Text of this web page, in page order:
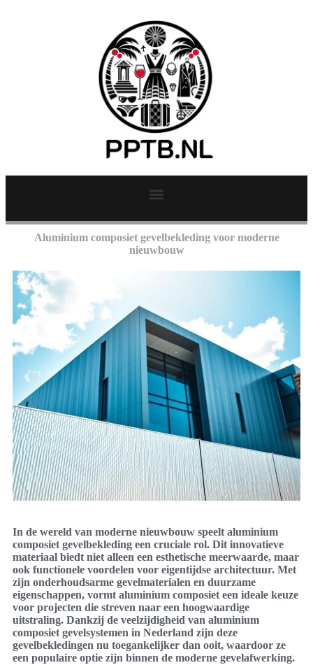
Aluminium composiet gevelbekleding voor moderne
nieuwbouw
In de wereld van moderne nieuwbouw speelt aluminium
composiet gevelbekleding een cruciale rol. Dit innovatieve
materiaal biedt niet alleen een esthetische meerwaarde, maar
ook functionele voordelen voor eigentijdse architectuur. Met
zijn onderhoudsarme gevelmaterialen en duurzame
eigenschappen, vormt aluminium composiet een ideale keuze
voor projecten die streven naar een hoogwaardige
uitstraling. Dankzij de veelzijdigheid van aluminium
composiet gevelsystemen in Nederland zijn deze
gevelbekledingen nu toegankelijker dan ooit, waardoor ze
een populaire optie zijn binnen de moderne gevelafwerking.